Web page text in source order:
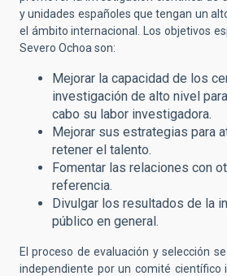
y unidades españoles que tengan un
el ámbito internacional. Los objetivos
Severo Ochoa son:
Mejorar la capacidad de los
investigación de alto nivel
cabo su labor investigadora.
Mejorar sus estrategias para
retener el talento.
Fomentar las relaciones con
referencia.
Divulgar los resultados de la
público en general.
El proceso de evaluación y selección
independiente por un comité científico